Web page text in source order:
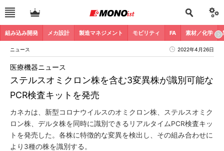
組み込み開発 メカ設計 製造マネジメント モビリティ FA 素材／化学
ニュース 2022年4月26日
ステルスオミクロン株を含む3変異株が識別可能な
PCR検査キットを発売
医療機器ニュース
カネカは、新型コロナウイルスのオミクロン株、ステルスオミク
ロン株、デルタ株を同時に識別できるリアルタイムPCR検査キッ
トを発売した。各株に特徴的な変異を検出し、その組み合わせに
より3種の株を識別する。